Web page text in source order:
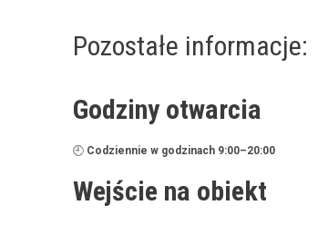
Pozostałe informacje:
Godziny otwarcia
🕘 Codzi­en­nie w godz­i­nach 9:00–20:00
Wejście na obiekt